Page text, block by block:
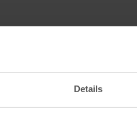
Details